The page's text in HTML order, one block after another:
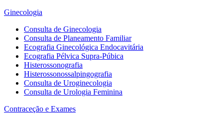
Ginecologia
Consulta de Ginecologia
Consulta de Planeamento Familiar
Ecografia Ginecológica Endocavitária
Ecografia Pélvica Supra-Púbica
Histerossonografia
Histerossonossalpingografia
Consulta de Uroginecologia
Consulta de Urologia Feminina
Contraceção e Exames